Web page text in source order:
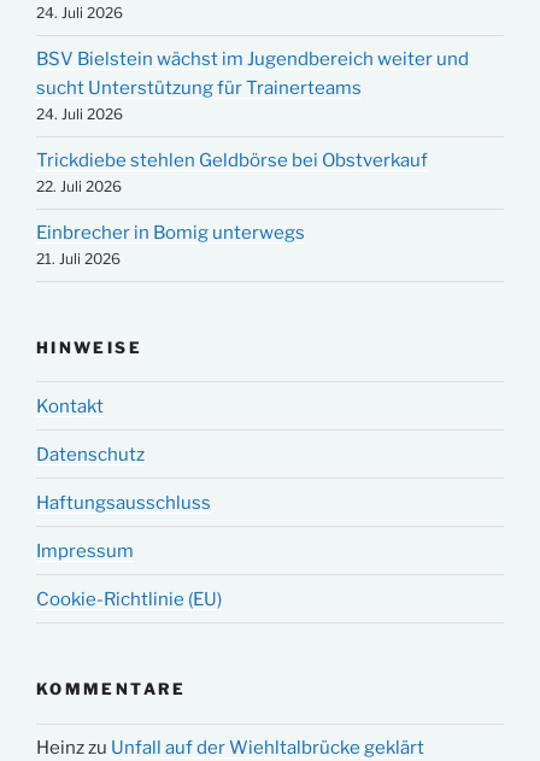
24. Juli 2026
BSV Bielstein wächst im Jugendbereich weiter und
sucht Unterstützung für Trainerteams
24. Juli 2026
Trickdiebe stehlen Geldbörse bei Obstverkauf
22. Juli 2026
Einbrecher in Bomig unterwegs
21. Juli 2026
HINWEISE
Kontakt
Datenschutz
Haftungsausschluss
Impressum
Cookie-Richtlinie (EU)
KOMMENTARE
Heinzzu Unfall auf der Wiehltalbrücke geklärt